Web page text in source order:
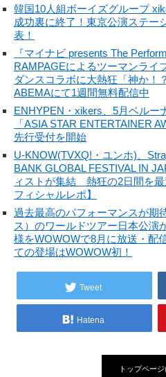
韓国10人組ボーイズグループ
成功裏に終了！東京公演ステー
表！
『マイナビ presents The
RAMPAGEによるツーマンライ
ダンスコラボに大熱狂「神か！
ABEMAにて1週間無料配信中
ENHYPEN・xikers、5月ベル
「ASIA STAR ENTERTAINER
先行受付を開始
U-KNOW(TVXQ!・ユンホ)、
BANK GLOBAL FESTIVAL IN
ィストが集結 熱狂の2日間を
フィシャルレポ】
過去最高のパフォーマンスが期
ス）のワールドツアー日本公演
様をWOWOWで8月に放送・配
ての登場はWOWOW初！
Tweet
Hatena
トップペー